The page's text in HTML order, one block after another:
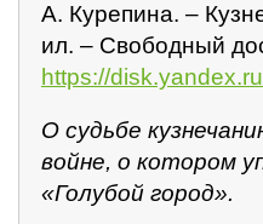
А. Курепина. –
ил. – Свободный
https://
О судьбе
войне, о котором
«Голубой город».